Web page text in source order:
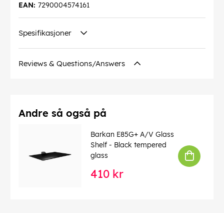
7290004574161
EAN:
Spesifikasjoner
Reviews & Questions/Answers
Andre så også på
Barkan E85G+ A/V Glass
Shelf - Black tempered
glass
410 kr